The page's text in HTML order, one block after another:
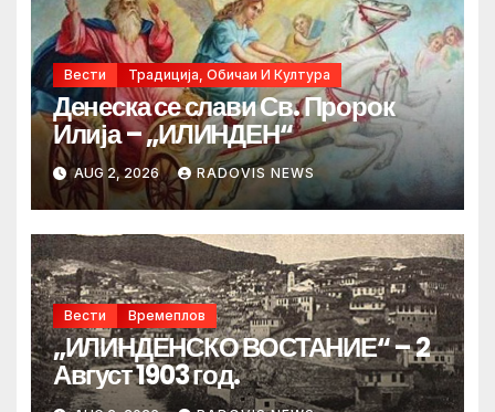
Вести Традиција, Обичаи И Култура
Денеска се слави Св. Пророк
Илија – „ИЛИНДЕН“
AUG 2, 2026 RADOVIS NEWS
Вести Времеплов
„ИЛИНДЕНСКО ВОСТАНИЕ“ – 2
Август 1903 год.